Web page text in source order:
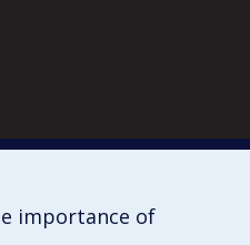
nucléaire
importance of